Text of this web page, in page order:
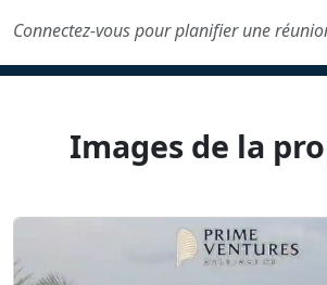
Connectez-vous pour planifier une
Images de la